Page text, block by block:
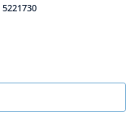
5221730